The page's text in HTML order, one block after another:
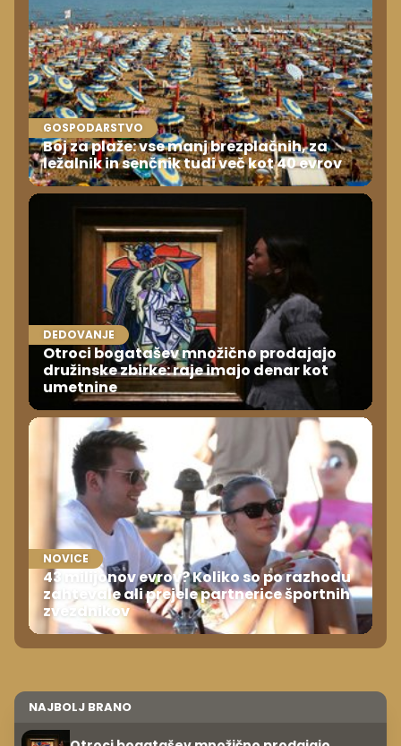
GOSPODARSTVO
Boj za plaže: vse manj brezplačnih, za
ležalnik in senčnik tudi več kot 40 evrov
DEDOVANJE
Otroci bogatašev množično prodajajo
družinske zbirke: raje imajo denar kot
umetnine
NOVICE
43 milijonov evrov? Koliko so po razhodu
zahtevale ali prejele partnerice športnih
zvezdnikov
NAJBOLJ BRANO